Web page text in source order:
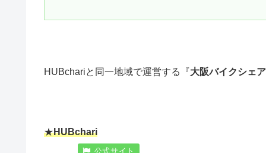
HUBchariと同一地域で運営する『大阪バイクシェア
★HUBchari